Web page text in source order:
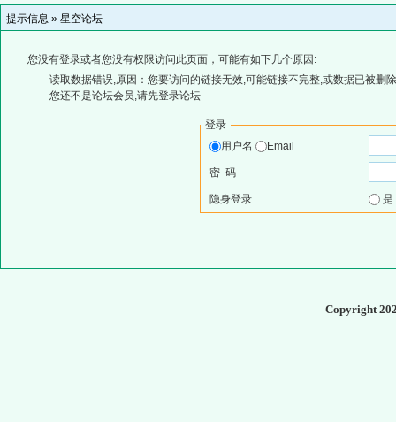
提示信息 » 星空论坛
您没有登录或者您没有权限访问此页面，可能有如下几个原因:
读取数据错误,原因：您要访问的链接无效,可能链接不完整,或数据已被删
您还不是论坛会员,请先登录论坛
登录
用户名
Email
密 码
隐身登录
Copyright